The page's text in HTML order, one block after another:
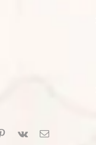
Pinterest
Vk
Correo